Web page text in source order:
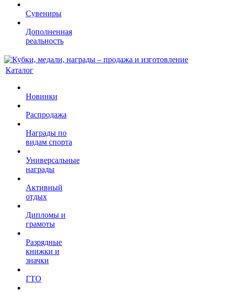
Сувениры
Дополненная
реальность
Каталог
Новинки
Распродажа
Награды по
видам спорта
Универсальные
награды
Активный
отдых
Дипломы и
грамоты
Разрядные
книжки и
значки
ГТО